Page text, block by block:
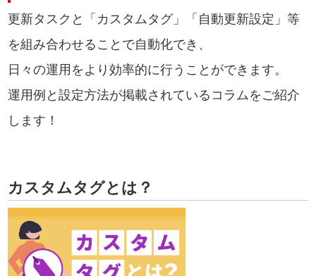
更新タスクと「カスタムタグ」「自動更新設定」等
を組み合わせることで自動化でき、
日々の運用をより効率的に行うことができます。
運用例と設定方法が掲載されているコラムをご紹介
します！
カスタムタグとは？